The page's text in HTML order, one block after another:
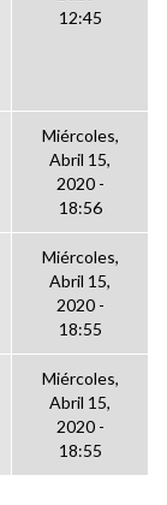
12:45
Miércoles,
Abril 15,
2020 -
18:56
Miércoles,
Abril 15,
2020 -
18:55
Miércoles,
Abril 15,
2020 -
18:55